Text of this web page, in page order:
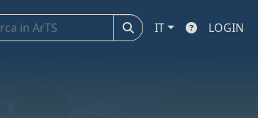
IT LOGIN